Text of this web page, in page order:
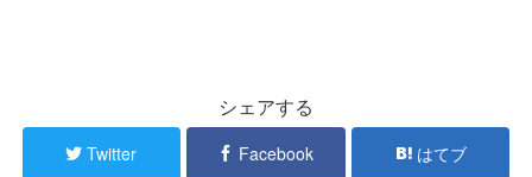
シェアする
Twitter Facebook はてブ